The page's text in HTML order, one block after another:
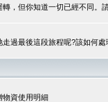
，但你知道一切已經不同。
過最後這段旅程呢?該如何
物資使用明細